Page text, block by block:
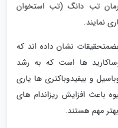
تب دانگ (تب استخوان
نمایند.
نشان داده اند که
ها است که به رشد
و بیفیدوباکتری ها یاری
باعث افزایش ریزاندام های
مهم هستند.